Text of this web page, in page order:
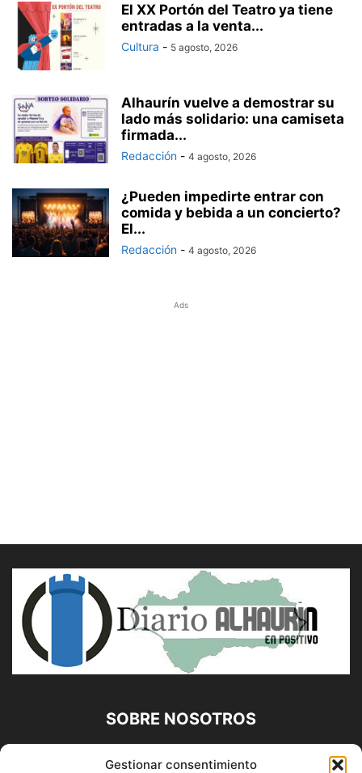
Gestionar consentimiento
El XX Portón del Teatro ya tiene
entradas a la venta...
Cultura - 5 agosto, 2026
Alhaurín vuelve a demostrar su
lado más solidario: una camiseta
firmada...
Redacción - 4 agosto, 2026
¿Pueden impedirte entrar con
comida y bebida a un concierto?
El...
Redacción - 4 agosto, 2026
Ads
SOBRE NOSOTROS
Diario Alhaurín (www.alhaurindelatorre.com) Propiedad de